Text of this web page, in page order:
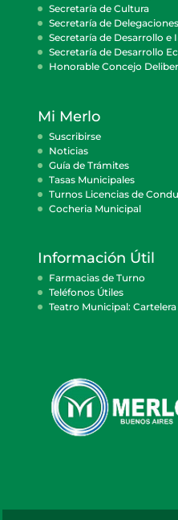
Secretaría de Cultura
Secretaría de Delegaciones
Secretaría de Desarrollo e
Secretaría de Desarrollo
Honorable Concejo
Mi Merlo
Suscribirse
Noticias
Guía de Trámites
Tasas Municipales
Turnos Licencias de
Cocheria Municipal
Información Útil
Farmacias de Turno
Teléfonos Útiles
Teatro Municipal: Cartelera